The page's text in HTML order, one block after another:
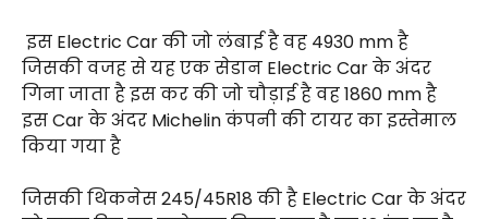
इस Electric Car की जो लंबाई है वह 4930 mm है
जिसकी वजह से यह एक सेडान Electric Car के अंदर
गिना जाता है इस कर की जो चौड़ाई है वह 1860 mm है
इस Car के अंदर Michelin कंपनी की टायर का इस्तेमाल
किया गया है
जिसकी थिकनेस 245/45R18 की है Electric Car के अंदर